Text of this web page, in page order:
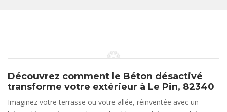
Découvrez comment le Béton désactivé
transforme votre extérieur à Le Pin, 82340
Imaginez votre terrasse ou votre allée, réinventée avec un